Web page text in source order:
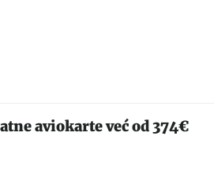
aviokarte već od 374€